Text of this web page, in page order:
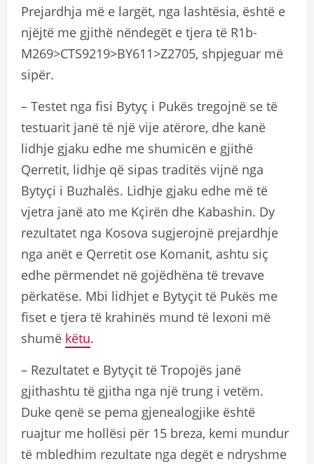
Prejardhja më e largët, nga lashtësia, është e
njëjtë me gjithë nëndegët e tjera të R1b-
M269>CTS9219>BY611>Z2705, shpjeguar më
sipër.
– Testet nga fisi Bytyç i Pukës tregojnë se të
testuarit janë të një vije atërore, dhe kanë
lidhje gjaku edhe me shumicën e gjithë
Qerretit, lidhje që sipas traditës vijnë nga
Bytyçi i Buzhalës. Lidhje gjaku edhe më të
vjetra janë ato me Kçirën dhe Kabashin. Dy
rezultatet nga Kosova sugjerojnë prejardhje
nga anët e Qerretit ose Komanit, ashtu siç
edhe përmendet në gojëdhëna të trevave
përkatëse. Mbi lidhjet e Bytyçit të Pukës me
fiset e tjera të krahinës mund të lexoni më
shumë këtu.
– Rezultatet e Bytyçit të Tropojës janë
gjithashtu të gjitha nga një trung i vetëm.
Duke qenë se pema gjenealogjike është
ruajtur me hollësi për 15 breza, kemi mundur
të mbledhim rezultate nga degët e ndryshme